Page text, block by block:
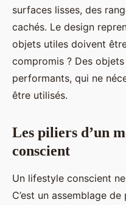
surfaces lisses, des
cachés. Le design
objets utiles doivent
compromis ? Des
performants, qui ne
être utilisés.
Les piliers d’un
conscient
Un lifestyle conscient
C’est un assemblage